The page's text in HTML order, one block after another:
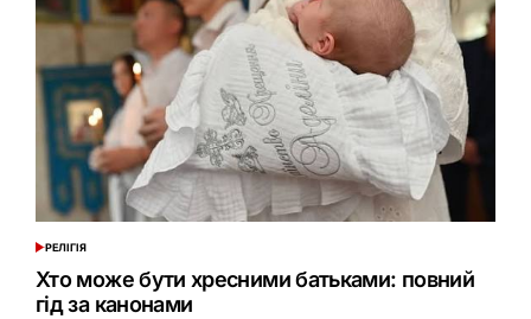
ОПУБЛІКУВАТИ
У
РЕЛІГІЯ
Хто може бути хресними батьками: повний
гід за канонами